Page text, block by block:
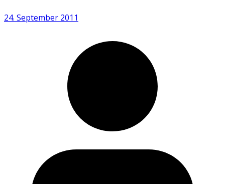
24. September 2011